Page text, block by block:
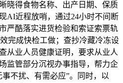
晓得食物名称、出产日期、保质
AI近程放哨，通过24小时不间断
严酷落实进货检验和索证索票轨
完成快检工做；查抄冷藏冷冻设
从业人员健康证明，要求从业人
监管部分沉视办事指导，帮力企
不扰、有需必应”。同时，以